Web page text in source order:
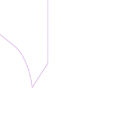
osobních údajů